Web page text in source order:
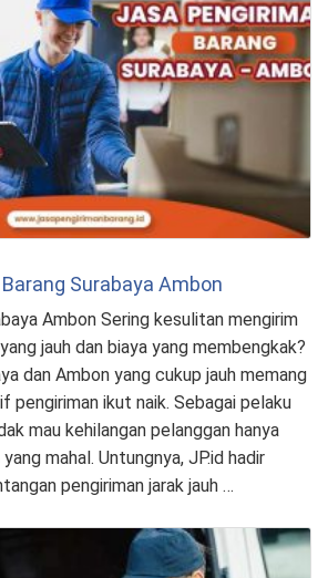
Surabaya Ambon
Ambon Sering kesulitan mengirim
jauh dan biaya yang membengkak?
dan Ambon yang cukup jauh memang
pengiriman ikut naik. Sebagai pelaku
mau kehilangan pelanggan hanya
mahal. Untungnya, JP.id hadir
pengiriman jarak jauh …